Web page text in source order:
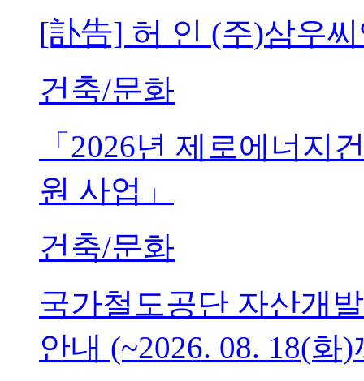
[訃告] 허 인 (주)삼우
건축/문화
「2026년 제로에너지
원 사업」
건축/문화
국가철도공단 자산개
안내 (~2026. 08. 18(화